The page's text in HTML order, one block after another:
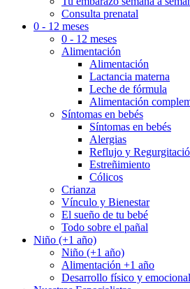
Consulta prenatal
0 - 12 meses
0 - 12 meses
Alimentación
Alimentación
Lactancia materna
Leche de fórmula
Alimentación
Síntomas en bebés
Síntomas en bebés
Alergias
Reflujo y
Estreñimiento
Cólicos
Crianza
Vínculo y Bienestar
El sueño de tu bebé
Todo sobre el pañal
Niño (+1 año)
Niño (+1 año)
Alimentación +1 año
Desarrollo físico y emocional